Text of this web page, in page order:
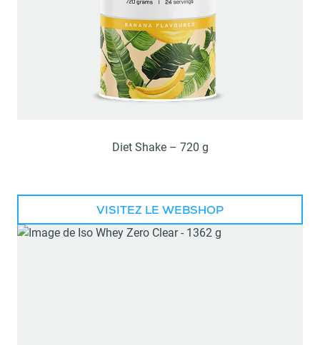
Diet Shake – 720 g
VISITEZ LE WEBSHOP